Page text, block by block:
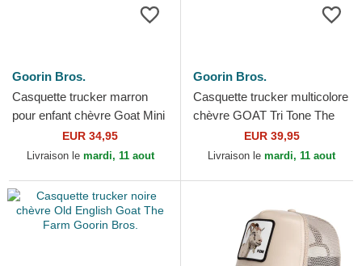
Goorin Bros.
Casquette trucker marron
pour enfant chèvre Goat Mini
The Farm Goorin Bros.
EUR 34,95
Livraison le mardi, 11 aout
Goorin Bros.
Casquette trucker multicolore
chèvre GOAT Tri Tone The
Farm Goorin Bros.
EUR 39,95
Livraison le mardi, 11 aout